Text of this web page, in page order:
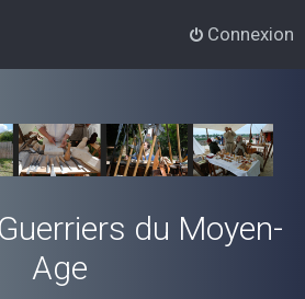
Connexion
du Moyen-
Age